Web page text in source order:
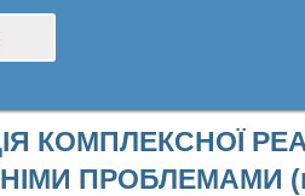
КОМПЛЕКСНОЇ
ПРОБЛЕМАМИ